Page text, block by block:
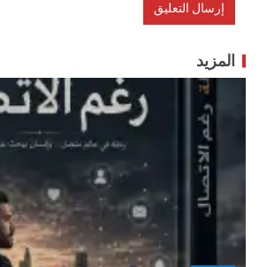
المزيد